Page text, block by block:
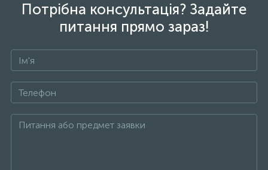
Потрібна консультація? Задайте
питання прямо зараз!